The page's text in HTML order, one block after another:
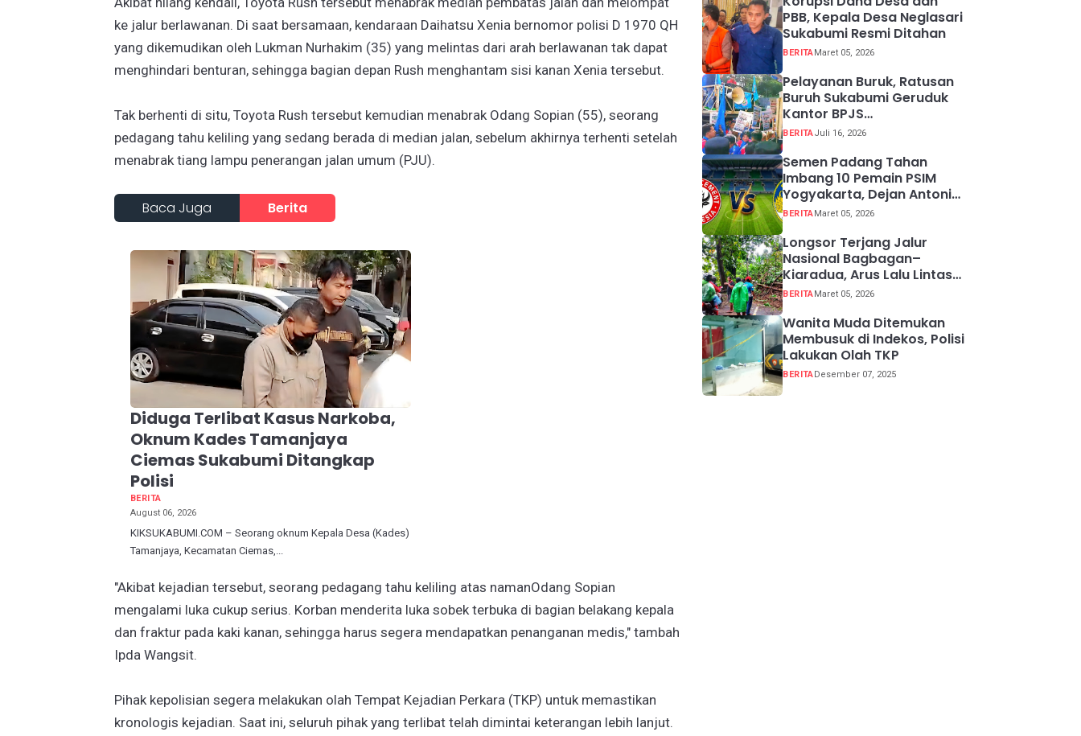
ke jalur berlawanan. Di saat bersamaan, kendaraan Daihatsu Xenia bernomor polisi D 1970 QH
yang dikemudikan oleh Lukman Nurhakim (35) yang melintas dari arah berlawanan tak dapat
menghindari benturan, sehingga bagian depan Rush menghantam sisi kanan Xenia tersebut.
Tak berhenti di situ, Toyota Rush tersebut kemudian menabrak Odang Sopian (55), seorang
pedagang tahu keliling yang sedang berada di median jalan, sebelum akhirnya terhenti setelah
menabrak tiang lampu penerangan jalan umum (PJU).
Baca Juga Berita
Diduga Terlibat Kasus Narkoba,
Oknum Kades Tamanjaya
Ciemas Sukabumi Ditangkap
Polisi
BERITA
August 06, 2026
KIKSUKABUMI.COM – Seorang oknum Kepala Desa (Kades)
Tamanjaya, Kecamatan Ciemas,...
"Akibat kejadian tersebut, seorang pedagang tahu keliling atas namanOdang Sopian
mengalami luka cukup serius. Korban menderita luka sobek terbuka di bagian belakang kepala
dan fraktur pada kaki kanan, sehingga harus segera mendapatkan penanganan medis," tambah
Ipda Wangsit.
Pihak kepolisian segera melakukan olah Tempat Kejadian Perkara (TKP) untuk memastikan
kronologis kejadian. Saat ini, seluruh pihak yang terlibat telah dimintai keterangan lebih lanjut.
PBB, Kepala Desa Neglasari
Sukabumi Resmi Ditahan
BERITA Maret 05, 2026
Pelayanan Buruk, Ratusan
Buruh Sukabumi Geruduk
Kantor BPJS
Ketenagakerjaan
BERITAJuli 16, 2026
Semen Padang Tahan
Imbang 10 Pemain PSIM
Yogyakarta, Dejan Antonic
Resmi Dipecat!
BERITA Maret 05, 2026
Longsor Terjang Jalur
Nasional Bagbagan–
Kiaradua, Arus Lalu Lintas
Buka Tutup
BERITA Maret 05, 2026
Wanita Muda Ditemukan
Membusuk di Indekos, Polisi
Lakukan Olah TKP
BERITA Desember 07, 2025